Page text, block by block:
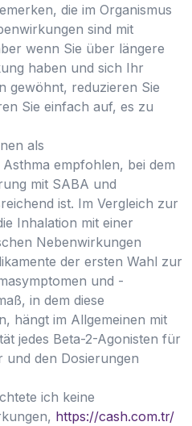
die im Organismus
sind mit
wenn Sie über längere
haben und sich Ihr
gewöhnt, reduzieren Sie
Sie einfach auf, es zu
als
empfohlen, bei dem
mit SABA und
ist. Im Vergleich zur
Inhalation mit einer
Nebenwirkungen
der ersten Wahl zur
und -
in dem diese
hängt im Allgemeinen mit
jedes Beta-2-Agonisten für
und den Dosierungen
ich keine
https://cash.com.tr/